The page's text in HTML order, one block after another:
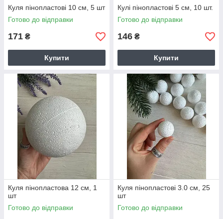
Куля пінопластові 10 см, 5 шт
Готово до відправки
171 ₴
Купити
Кулі пінопластові 5 см, 10 шт.
Готово до відправки
146 ₴
Купити
Куля пінопластова 12 см, 1
шт
Готово до відправки
Куля пінопластові 3.0 см, 25
шт
Готово до відправки